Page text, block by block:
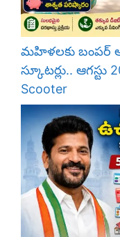
మహిళలకు బంపర్
స్కూటర్లు.. ఆగస్టు
Scooter